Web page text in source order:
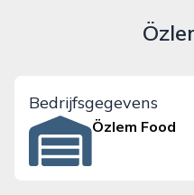
Bedrijfsgegevens
Özlem Food